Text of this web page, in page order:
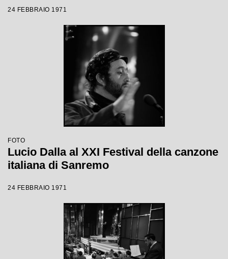
24 FEBBRAIO 1971
FOTO
Lucio Dalla al XXI Festival della canzone
italiana di Sanremo
24 FEBBRAIO 1971